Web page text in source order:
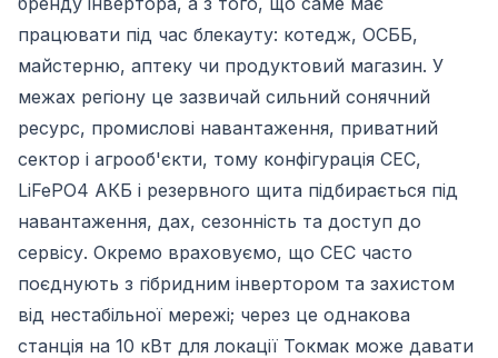
працювати під час блекауту: котедж, ОСББ,
майстерню, аптеку чи продуктовий магазин. У
межах регіону це зазвичай сильний сонячний
ресурс, промислові навантаження, приватний
сектор і агрооб'єкти, тому конфігурація СЕС,
LiFePO4 АКБ і резервного щита підбирається під
навантаження, дах, сезонність та доступ до
сервісу. Окремо враховуємо, що СЕС часто
поєднують з гібридним інвертором та захистом
від нестабільної мережі; через це однакова
станція на 10 кВт для локації Токмак може давати